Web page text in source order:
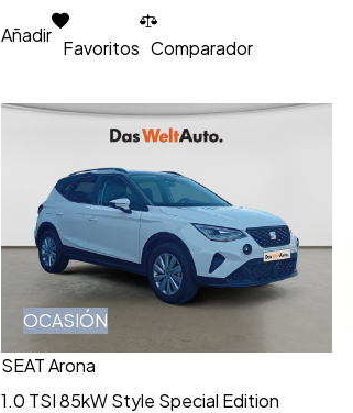
Añadir
Favoritos Comparador
OCASIÓN
SEAT Arona
1.0 TSI 85kW Style Special Edition